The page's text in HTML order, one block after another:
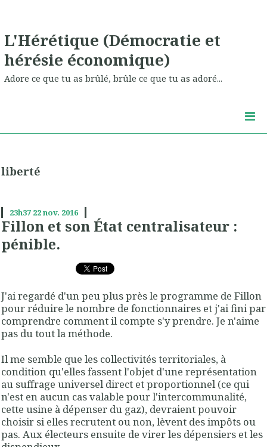
L'Hérétique (Démocratie et
hérésie économique)
Adore ce que tu as brûlé, brûle ce que tu as adoré...
liberté
23h37 22nov. 2016
Fillon et son État centralisateur :
pénible.
J'ai regardé d'un peu plus près le programme de Fillon
pour réduire le nombre de fonctionnaires et j'ai fini par
comprendre comment il compte s'y prendre. Je n'aime
pas du tout la méthode.
Il me semble que les collectivités territoriales, à
condition qu'elles fassent l'objet d'une représentation
au suffrage universel direct et proportionnel (ce qui
n'est en aucun cas valable pour l'intercommunalité,
cette usine à dépenser du gaz), devraient pouvoir
choisir si elles recrutent ou non, lèvent des impôts ou
pas. Aux électeurs ensuite de virer les dépensiers et les